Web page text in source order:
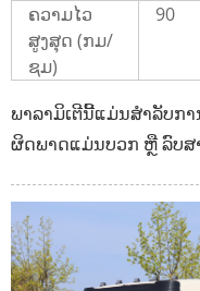
ຄວາມໄວ
ສູງສຸດ (ກມ/
ຊມ)
90
ພາລາມິເຕີນີ້ແມ່ນສຳລັບກ
ຜິດພາດແມ່ນບວກ ຫຼື ລົບສ